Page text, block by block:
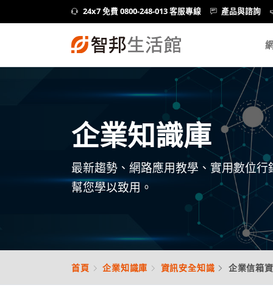
24x7 免費 0800-248-013 客服專線 產品與諮詢
企業知識庫
最新趨勢、網路應用教學、實用數位
幫您學以致用。
首頁 企業知識庫 資訊安全知識 企業信箱